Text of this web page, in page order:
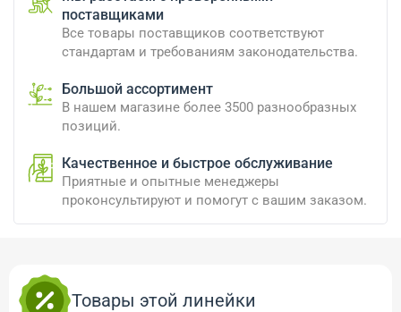
поставщиками
Все товары поставщиков соответствуют
стандартам и требованиям законодательства.
Большой ассортимент
В нашем магазине более 3500 разнообразных
позиций.
Качественное и быстрое обслуживание
Приятные и опытные менеджеры
проконсультируют и помогут с вашим заказом.
Товары этой линейки